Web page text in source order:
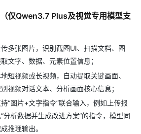
仅Qwen3.7 Plus及视觉专用模型支
多张图片，识别截图UI、扫描文档、图
文字、数据、元素位置信息；
短视频或长视频，自动提取关键画面、
视频对话文本、分析画面核心信息；
“图片+文字指令”联合输入，例如上传报
分析数据并生成改进方案”的指令，模型同
推理输出。